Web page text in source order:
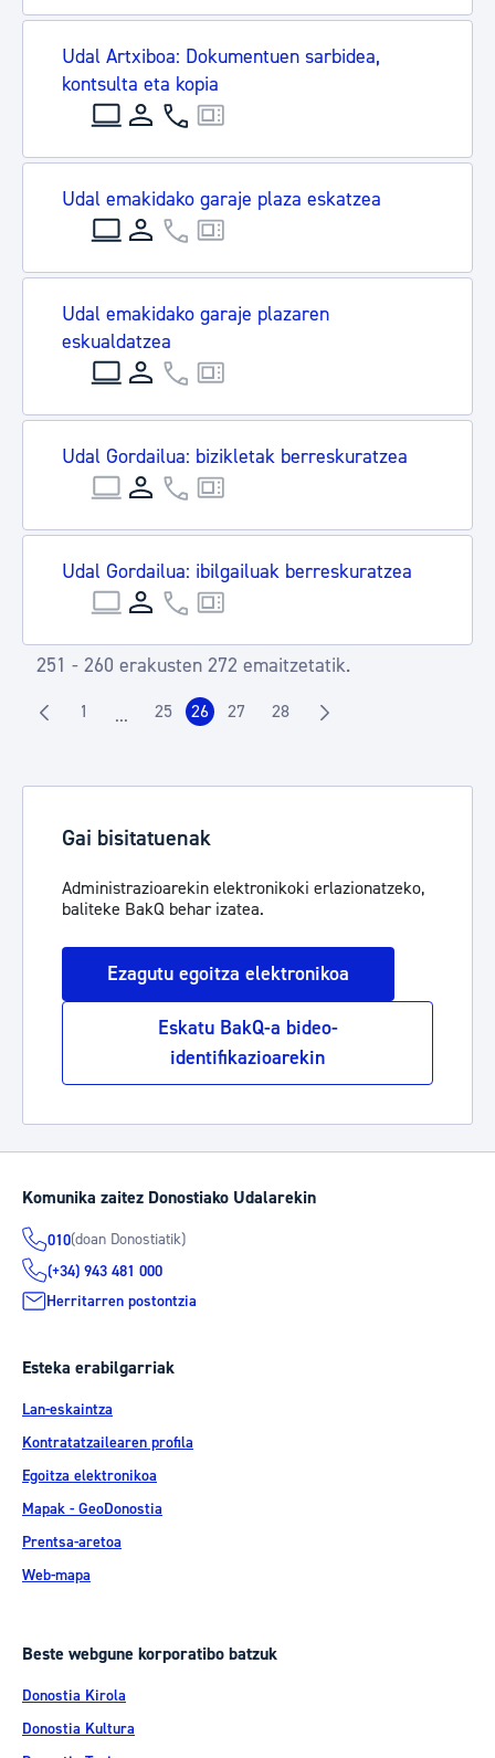
Udal Artxiboa: Dokumentuen sarbidea,
kontsulta eta kopia
Udal emakidako garaje plaza eskatzea
Udal emakidako garaje plazaren
eskualdatzea
Udal Gordailua: bizikletak berreskuratzea
Udal Gordailua: ibilgailuak berreskuratzea
251 - 260 erakusten 272 emaitzetatik.
Orrialdea
1 ...Intermediate Pages Use TAB to navigate.
Orrialdea
25 Orrialdea
26 Orrialdea
27 Orrialdea
28
Gai bisitatuenak
Administrazioarekin elektronikoki erlazionatzeko,
baliteke BakQ behar izatea.
Ezagutu egoitza elektronikoa
Eskatu BakQ-a bideo-
identifikazioarekin
Komunika zaitez Donostiako Udalarekin
010(doan Donostiatik)
(+34) 943 481 000
Herritarren postontzia
Esteka erabilgarriak
Lan-eskaintza
Kontratatzailearen profila
Egoitza elektronikoa
Mapak - GeoDonostia
Prentsa-aretoa
Web-mapa
Beste webgune korporatibo batzuk
Donostia Kirola
Donostia Kultura